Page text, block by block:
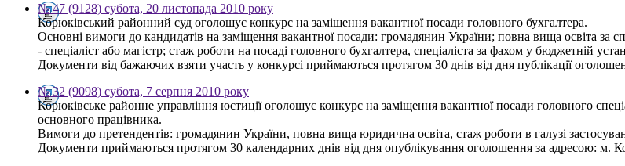
№ 47 (9128) субота, 20 листопада 2010 року
Корюківський районний суд оголошує конкурс на заміщення вакантної посади головного бухгалтера.
Основні вимоги до кандидатів на заміщення вакантної посади: громадянин України; повна вища освіта за
- спеціаліст або магістр; стаж роботи на посаді головного бухгалтера, спеціаліста за фахом у бюджетній
Документи від бажаючих взяти участь у конкурсі приймаються протягом 30 днів від дня публікації
№ 32 (9098) субота, 7 серпня 2010 року
Корюківське районне управління юстиції оголошує конкурс на заміщення вакантної посади головного
основного працівника.
Вимоги до претендентів: громадянин України, повна вища юридична освіта, стаж роботи в галузі
Документи приймаються протягом 30 календарних днів від дня опублікування оголошення за адресою: м.